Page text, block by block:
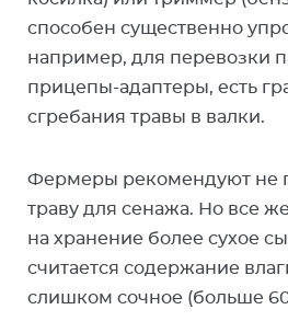
способен существенно
например, для перевозки
прицепы-адаптеры, есть
сгребания травы в валки.
Фермеры рекомендуют не
траву для сенажа. Но все
на хранение более сухое
считается содержание
слишком сочное (больше